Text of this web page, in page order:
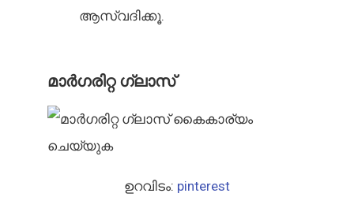
ആസ്വദിക്കൂ.
മാർഗരിറ്റ ഗ്ലാസ്
ഉറവിടം: pinterest